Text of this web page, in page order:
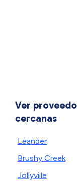
Ver
cercanas
Leander
Brushy Creek
Jollyville